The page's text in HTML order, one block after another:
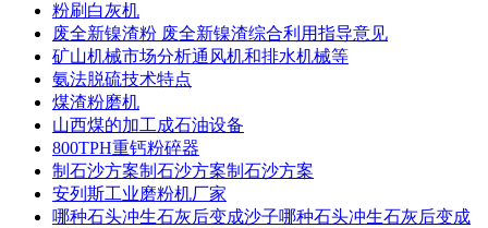
粉刷白灰机
废全新镍渣粉 废全新镍渣综合利用指导意见
矿山机械市场分析通风机和排水机械等
氨法脱硫技术特点
煤渣粉磨机
山西煤的加工成石油设备
800TPH重钙粉碎器
制石沙方案制石沙方案制石沙方案
安列斯工业磨粉机厂家
哪种石头冲生石灰后变成沙子哪种石头冲生石灰后变成